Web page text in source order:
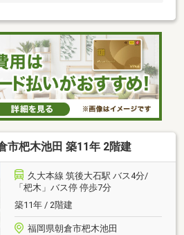
市杷木池田 築11年 2階建
久大本線 筑後大石駅 バス4分/
「杷木」バス停 停歩7分
築11年 / 2階建
福岡県朝倉市杷木池田